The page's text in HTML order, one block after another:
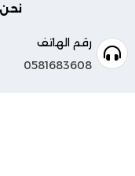
رقم الهاتف
0581683608